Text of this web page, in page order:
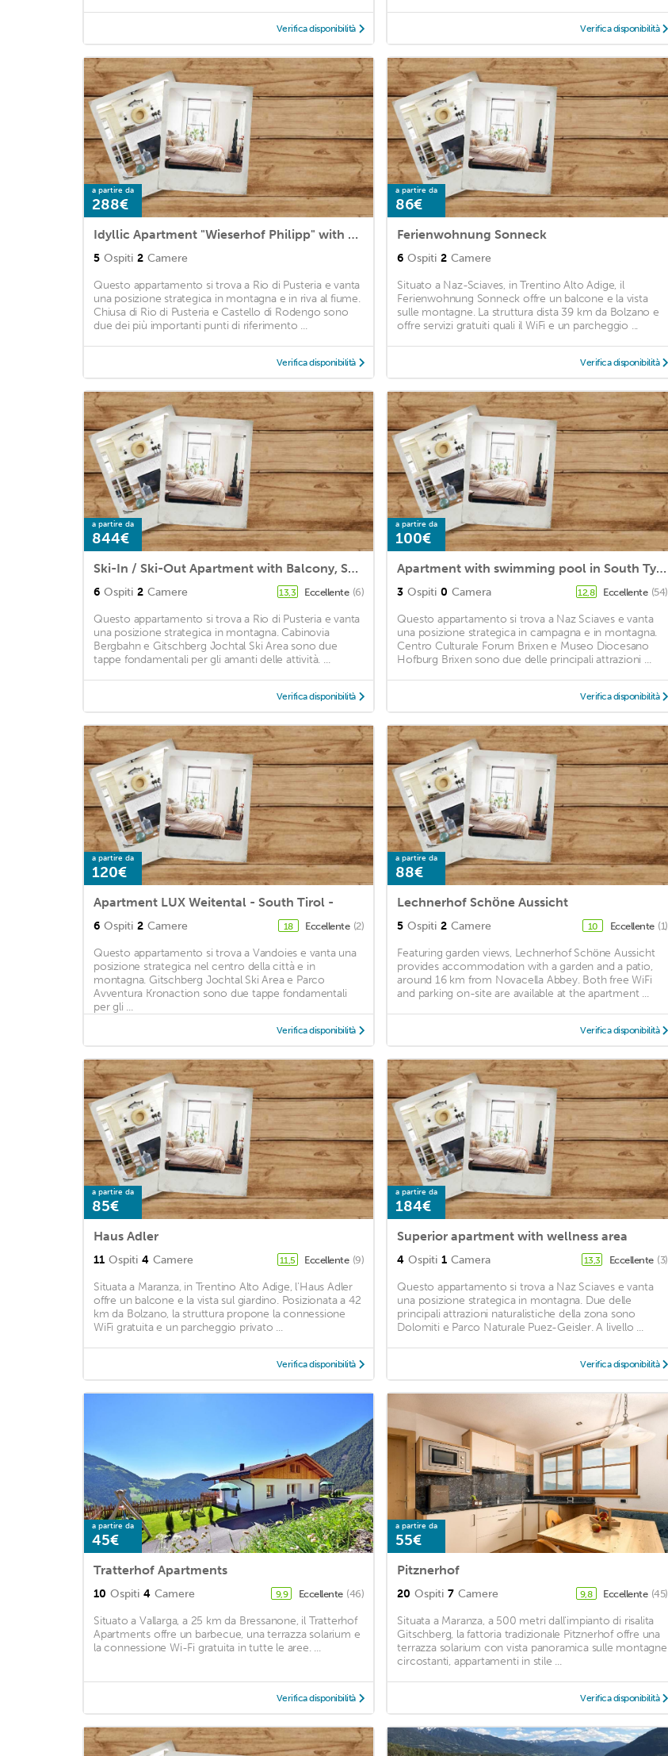
Verifica disponibilità Verifica disponibilità
a partire da
288€
Idyllic Apartment "Wieserhof Philipp" with Balcony, Mountain View & Wi-Fi
5 Ospiti 2 Camere
Questo appartamento si trova a Rio di Pusteria e vanta
una posizione strategica in montagna e in riva al fiume.
Chiusa di Rio di Pusteria e Castello di Rodengo sono
due dei più importanti punti di riferimento ...
Verifica disponibilità
a partire da
86€
Ferienwohnung Sonneck
6 Ospiti 2 Camere
Situato a Naz-Sciaves, in Trentino Alto Adige, il
Ferienwohnung Sonneck offre un balcone e la vista
sulle montagne. La struttura dista 39 km da Bolzano e
offre servizi gratuiti quali il WiFi e un parcheggio ...
Verifica disponibilità
a partire da
844€
Ski-In / Ski-Out Apartment with Balcony, Sauna, & Jacuzzi; Pets Allowed, Parking Available
6 Ospiti 2 Camere 13,3 Eccellente (6)
Questo appartamento si trova a Rio di Pusteria e vanta
una posizione strategica in montagna. Cabinovia
Bergbahn e Gitschberg Jochtal Ski Area sono due
tappe fondamentali per gli amanti delle attività. ...
Verifica disponibilità
a partire da
100€
Apartment with swimming pool in South Tyrol
3 Ospiti 0 Camera 12,8 Eccellente (54)
Questo appartamento si trova a Naz Sciaves e vanta
una posizione strategica in campagna e in montagna.
Centro Culturale Forum Brixen e Museo Diocesano
Hofburg Brixen sono due delle principali attrazioni ...
Verifica disponibilità
a partire da
120€
Apartment LUX Weitental - South Tirol -
6 Ospiti 2 Camere 18 Eccellente (2)
Questo appartamento si trova a Vandoies e vanta una
posizione strategica nel centro della città e in
montagna. Gitschberg Jochtal Ski Area e Parco
Avventura Kronaction sono due tappe fondamentali
per gli ...
Verifica disponibilità
a partire da
88€
Lechnerhof Schöne Aussicht
5 Ospiti 2 Camere 10 Eccellente (1)
Featuring garden views, Lechnerhof Schöne Aussicht
provides accommodation with a garden and a patio,
around 16 km from Novacella Abbey. Both free WiFi
and parking on-site are available at the apartment ...
Verifica disponibilità
a partire da
85€
Haus Adler
11 Ospiti 4 Camere 11,5 Eccellente (9)
Situata a Maranza, in Trentino Alto Adige, l'Haus Adler
offre un balcone e la vista sul giardino. Posizionata a 42
km da Bolzano, la struttura propone la connessione
WiFi gratuita e un parcheggio privato ...
Verifica disponibilità
a partire da
184€
Superior apartment with wellness area
4 Ospiti 1 Camera 13,3 Eccellente (3)
Questo appartamento si trova a Naz Sciaves e vanta
una posizione strategica in montagna. Due delle
principali attrazioni naturalistiche della zona sono
Dolomiti e Parco Naturale Puez-Geisler. A livello ...
Verifica disponibilità
a partire da
45€
Tratterhof Apartments
10 Ospiti 4 Camere 9,9 Eccellente (46)
Situato a Vallarga, a 25 km da Bressanone, il Tratterhof
Apartments offre un barbecue, una terrazza solarium e
la connessione Wi-Fi gratuita in tutte le aree. ...
Verifica disponibilità
a partire da
55€
Pitznerhof
20 Ospiti 7 Camere 9,8 Eccellente (45)
Situata a Maranza, a 500 metri dall'impianto di risalita
Gitschberg, la fattoria tradizionale Pitznerhof offre una
terrazza solarium con vista panoramica sulle montagne
circostanti, appartamenti in stile ...
Verifica disponibilità